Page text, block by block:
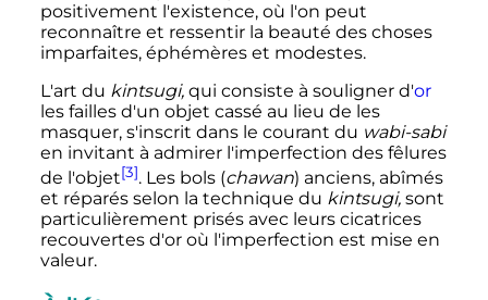
positivement l'existence, où l'on peut
reconnaître et ressentir la beauté des choses
imparfaites, éphémères et modestes.
L'art du kintsugi,qui consiste à souligner d'or
les failles d'un objet cassé au lieu de les
masquer, s'inscrit dans le courant du wabi-sabi
en invitant à admirer l'imperfection des fêlures
de l'objet[3]. Les bols (chawan) anciens, abîmés
et réparés selon la technique du kintsugi,sont
particulièrement prisés avec leurs cicatrices
recouvertes d'or où l'imperfection est mise en
valeur.